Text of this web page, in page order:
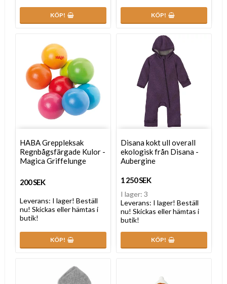
KÖP! KÖP!
HABA Greppleksak
Regnbågsfärgade Kulor -
Magica Griffelunge
200 SEK
Leverans: I lager! Beställ
nu! Skickas eller hämtas i
butik!
KÖP!
Disana kokt ull overall
ekologisk från Disana -
Aubergine
1 250 SEK
I lager: 3
Leverans: I lager! Beställ
nu! Skickas eller hämtas i
butik!
KÖP!